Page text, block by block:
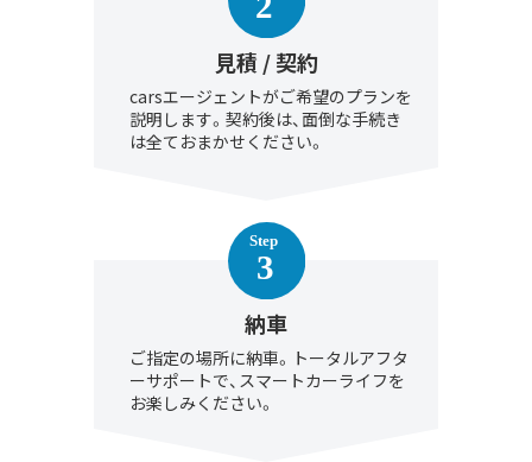
見積 / 契約
carsエージェントがご希望のプランを
説明します。契約後は、面倒な手続き
は全ておまかせください。
納車
ご指定の場所に納車。トータルアフタ
ーサポートで、スマートカーライフを
お楽しみください。